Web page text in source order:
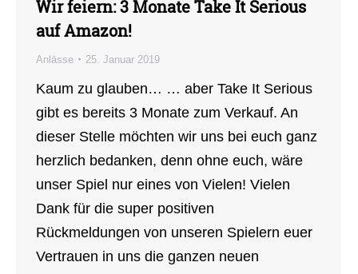
Wir feiern: 3 Monate Take It Serious
auf Amazon!
Anlässe 25. Januar 2019
Kaum zu glauben… … aber Take It Serious
gibt es bereits 3 Monate zum Verkauf. An
dieser Stelle möchten wir uns bei euch ganz
herzlich bedanken, denn ohne euch, wäre
unser Spiel nur eines von Vielen! Vielen
Dank für die super positiven
Rückmeldungen von unseren Spielern euer
Vertrauen in uns die ganzen neuen